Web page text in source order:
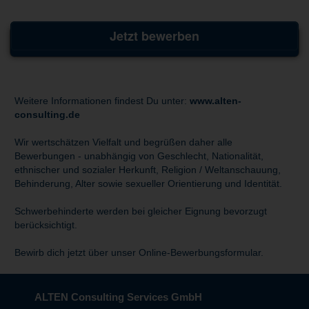
Jetzt bewerben
Weitere Informationen findest Du unter: www.alten-
consulting.de
Wir wertschätzen Vielfalt und begrüßen daher alle
Bewerbungen - unabhängig von Geschlecht, Nationalität,
ethnischer und sozialer Herkunft, Religion / Weltanschauung,
Behinderung, Alter sowie sexueller Orientierung und Identität.
Schwerbehinderte werden bei gleicher Eignung bevorzugt
berücksichtigt.
Bewirb dich jetzt über unser Online-Bewerbungsformular.
ALTEN Consulting Services GmbH